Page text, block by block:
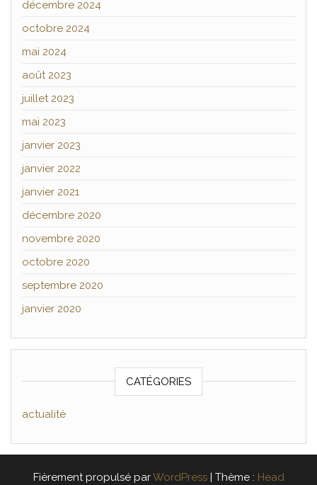
décembre 2024
octobre 2024
mai 2024
août 2023
juillet 2023
mai 2023
janvier 2023
janvier 2022
janvier 2021
décembre 2020
novembre 2020
octobre 2020
septembre 2020
janvier 2020
CATÉGORIES
actualité
Fièrement propulsé parWordPress Thème : Head